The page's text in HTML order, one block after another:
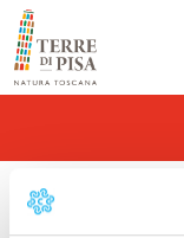
Skip to content
San